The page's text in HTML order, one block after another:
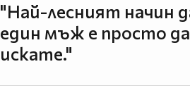
"Най-лесният начин
един мъж е просто
искате."